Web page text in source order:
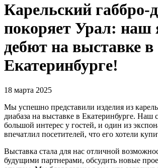
Карельский габбро-
покоряет Урал: наш
дебют на выставке в
Екатеринбурге!
18 марта 2025
Мы успешно представили изделия из
диабаза на выставке в Екатеринбурге. Наш
большой интерес у гостей, и один из
впечатлил посетителей, что его хотели
Выставка стала для нас отличной
будущими партнерами, обсудить новые